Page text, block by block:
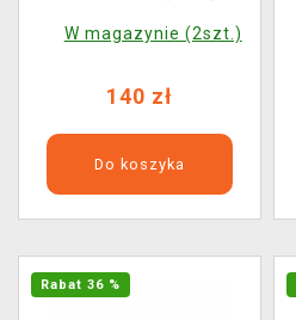
W magazynie (2szt.)
140 zł
Do koszyka
Rabat 36 %